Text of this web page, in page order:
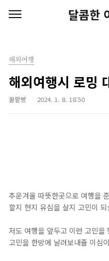
달콤한
해외여행
해외여행시 로밍
꿀팥빵 2024. 1. 8. 18:50
추운겨울 따뜻한곳으로 여행을
할지 현지 유심을 살지 고민이
저도 여행을 앞두고 이런 고민을
고민을 한방에 날려보내줄 이심